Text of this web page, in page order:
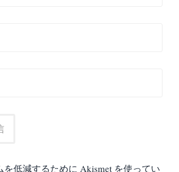
を低減するために Akismet を使ってい